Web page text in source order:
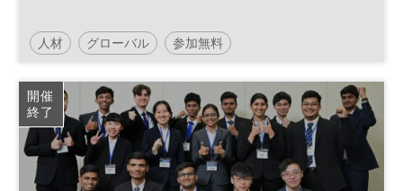
人材 グローバル 参加無料
開催
終了